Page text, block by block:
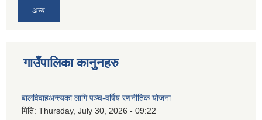
अन्य
गाउँपालिका कानुनहरु
बालविवाहअन्त्यका लागि पञ्च-वर्षिय रणनीतिक योजना
मिति: Thursday, July 30, 2026 - 09:22